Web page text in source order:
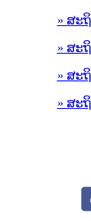
» ສະ
» ສະ
» ສະ
» ສະ